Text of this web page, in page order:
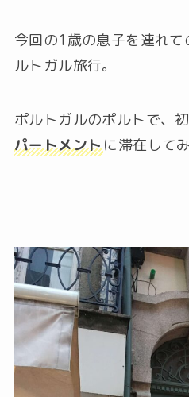
今回の1歳の息子を連れ
ルトガル旅行。
ポルトガルのポルトで、
パートメントに滞在して